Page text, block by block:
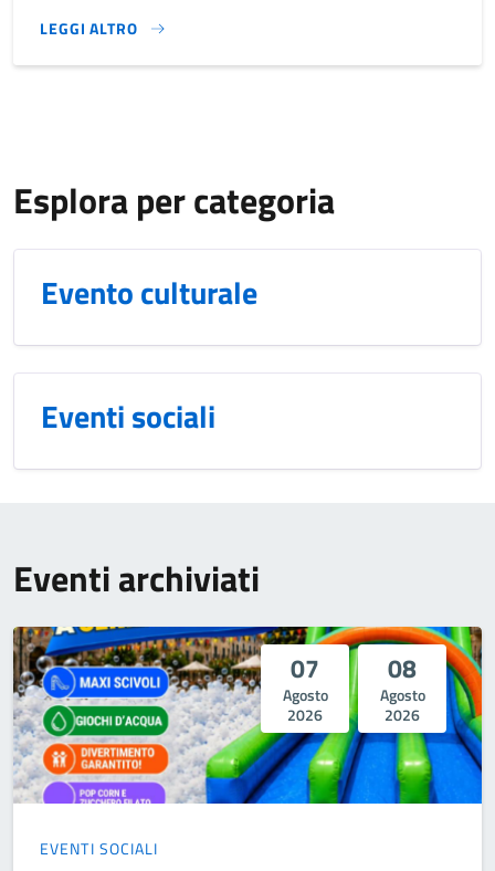
LEGGI ALTRO
CALENDARIO EVENTI ESTATE 2026}
Esplora per categoria
Evento culturale
Eventi sociali
Eventi archiviati
07
Agosto
2026
08
Agosto
2026
EVENTI SOCIALI